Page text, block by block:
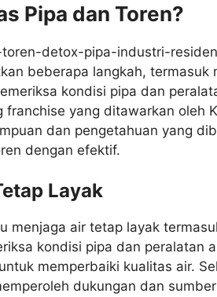
Pipa dan Toren?
beberapa langkah, termasuk
kondisi pipa dan
yang ditawarkan oleh
dan pengetahuan yang
dengan efektif.
Layak
menjaga air tetap layak
kondisi pipa dan peralatan
memperbaiki kualitas air.
dukungan dan